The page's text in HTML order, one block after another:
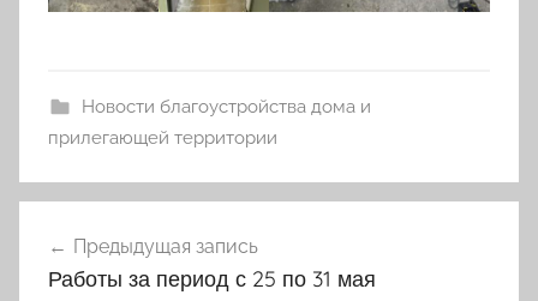
Новости благоустройства дома и
прилегающей территории
по
Предыдущая запись
Работы за период с 25 по 31 мая